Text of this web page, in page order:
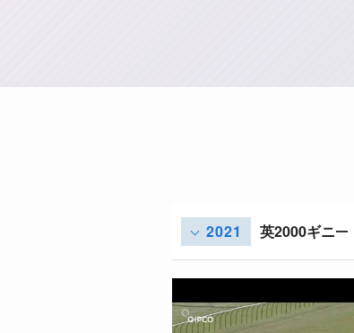
2021 英2000ギニー